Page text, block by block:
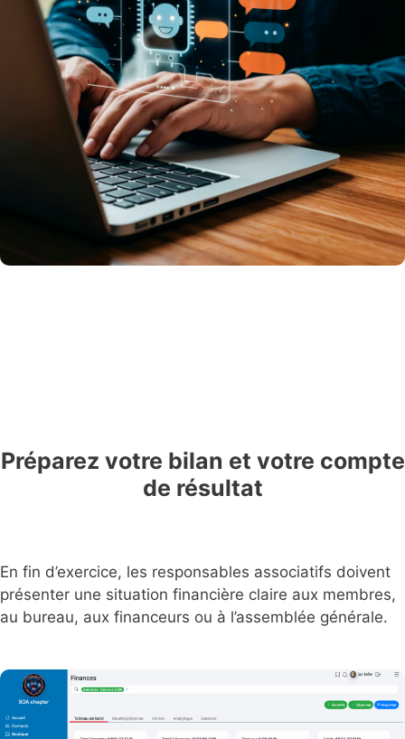
Préparez votre bilan et votre compte
de résultat
En fin d’exercice, les responsables associatifs doivent
présenter une situation financière claire aux membres,
au bureau, aux financeurs ou à l’assemblée générale.